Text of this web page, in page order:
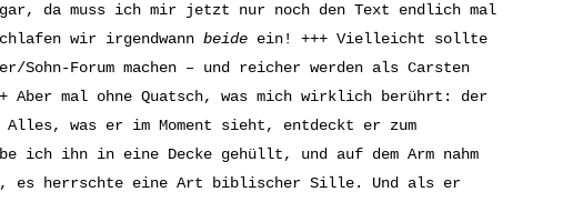
da muss ich mir jetzt nur noch den Text endlich mal
wir irgendwann beide ein! +++ Vielleicht sollte
Forum machen – und reicher werden als Carsten
Aber mal ohne Quatsch, was mich wirklich berührt: der
Alles, was er im Moment sieht, entdeckt er zum
ich ihn in eine Decke gehüllt, und auf dem Arm nahm
es herrschte eine Art biblischer Sille. Und als er